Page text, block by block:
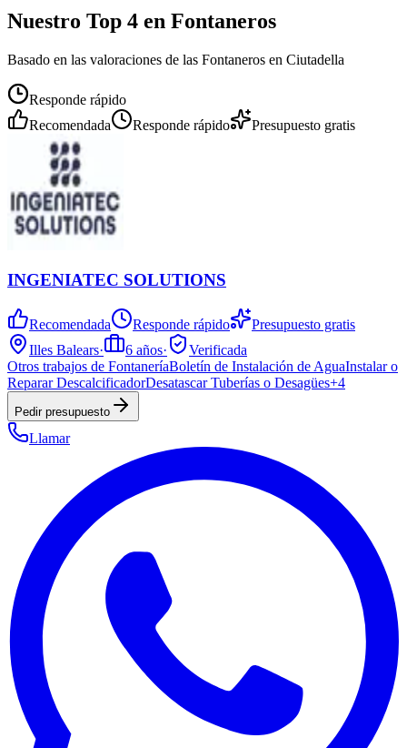
Nuestro Top 4 en Fontaneros
Basado en las valoraciones de las Fontaneros en Ciutadella
Responde rápido
Recomendada
Responde rápido Presupuesto gratis
INGENIATEC SOLUTIONS
Recomendada Responde rápido
Presupuesto gratis
Illes Balears· 6 años·
Verificada
Otros trabajos de FontaneríaBoletín de Instalación de AguaInstalar o
Reparar DescalcificadorDesatascar Tuberías o Desagües+4
Pedir presupuesto
Llamar